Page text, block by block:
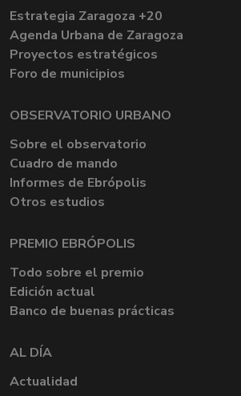
Estrategia Zaragoza +20
Agenda Urbana de Zaragoza
Proyectos estratégicos
Foro de municipios
OBSERVATORIO URBANO
Sobre el observatorio
Cuadro de mando
Informes de Ebrópolis
Otros estudios
PREMIO EBRÓPOLIS
Todo sobre el premio
Edición actual
Banco de buenas prácticas
AL DÍA
Actualidad